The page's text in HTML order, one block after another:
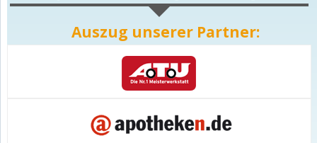
Auszug unserer Partner: